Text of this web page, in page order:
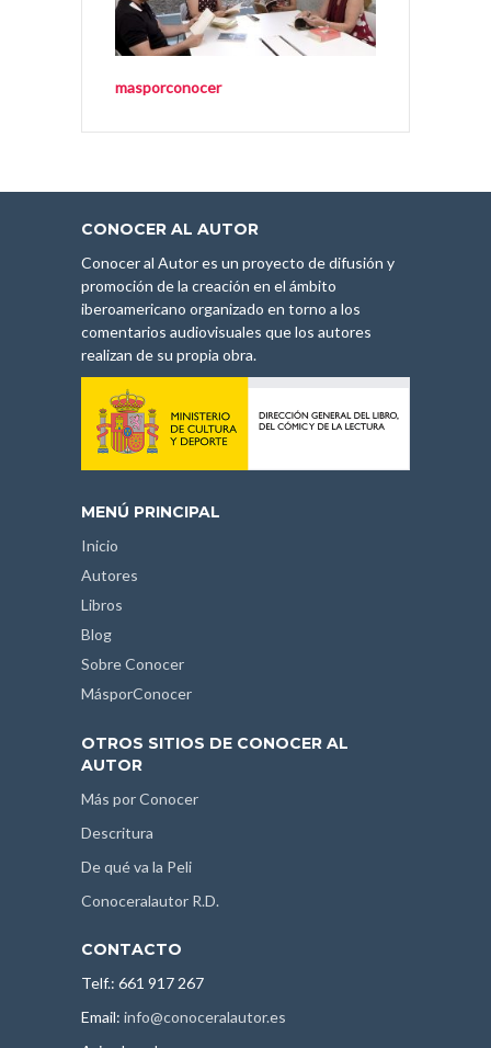
masporconocer
CONOCER AL AUTOR
Conocer al Autor es un proyecto de difusión y
promoción de la creación en el ámbito
iberoamericano organizado en torno a los
comentarios audiovisuales que los autores
realizan de su propia obra.
MENÚ PRINCIPAL
Inicio
Autores
Libros
Blog
Sobre Conocer
MásporConocer
OTROS SITIOS DE CONOCER AL
AUTOR
Más por Conocer
Descritura
De qué va la Peli
Conoceralautor R.D.
CONTACTO
Telf.: 661 917 267
Email: info@conoceralautor.es